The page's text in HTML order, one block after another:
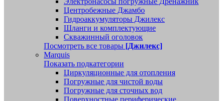
Центробежные Джамбо
Гидроаккумуляторы Джилекс
Шланги и комплектующие
Скважинный оголовок
Посмотреть все товары [Джилекс]
Marquis
Показать подкатегории
Циркуляционные для отопления
Погружные для чистой воды
Погружные для сточных вод
Поверхностные периферические